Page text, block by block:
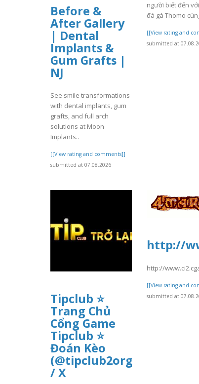
Before &
After Gallery
| Dental
Implants &
Gum Grafts |
NJ
See smile transformations
with dental implants, gum
grafts, and full arch
solutions at Moon
Implants..
[[View rating and comments]]
submitted at 07.08.2026
người biết đến
đá gà Thomo
[[View rating and
submitted at
Tipclub ⭐
Trang Chủ
Cổng Game
Tipclub ⭐
Đoán Kèo
(@tipclub2org)
/ X
http://
http://
[[View rating and
submitted at